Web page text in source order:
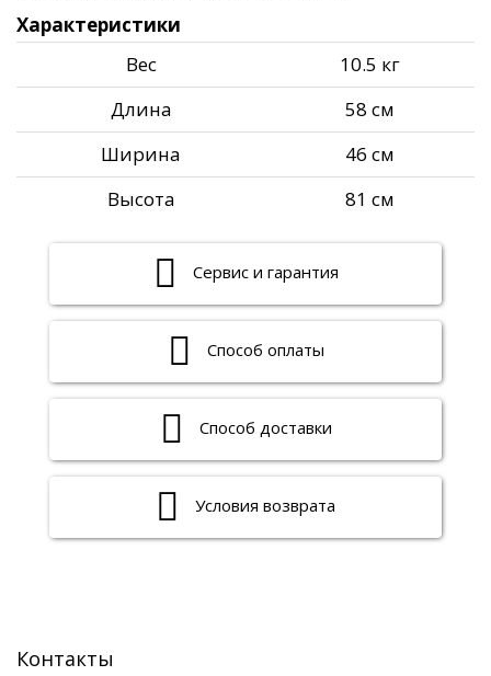
Характеристики
Вес
10.5 кг
Длина
58 см
Ширина
46 см
Высота
81 см
Сервис и гарантия
Способ оплаты
Способ доставки
Условия возврата
Контакты